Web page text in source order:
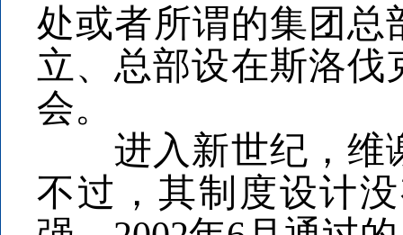
处或者所谓的集团总
立、总部设在斯洛伐
会。
进入新世纪，维谢
不过，其制度设计